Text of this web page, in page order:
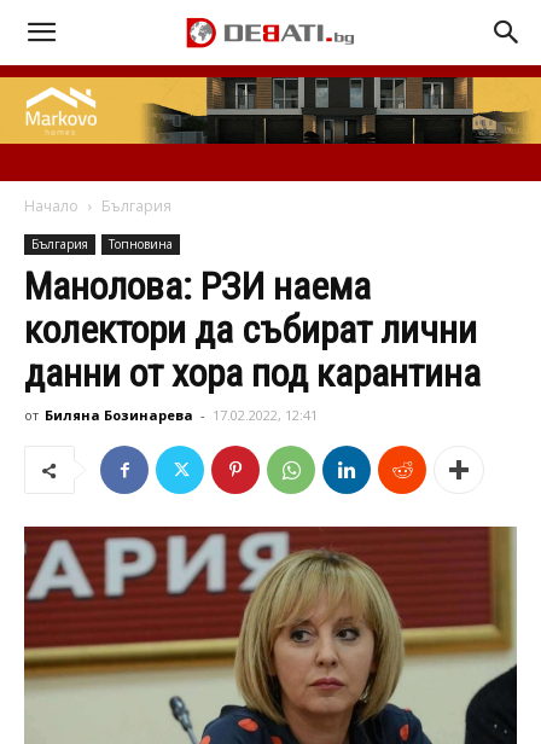
Начало България
България Топновина
Манолова: РЗИ наема
колектори да събират лични
данни от хора под карантина
от Биляна Бозинарева - 17.02.2022, 12:41